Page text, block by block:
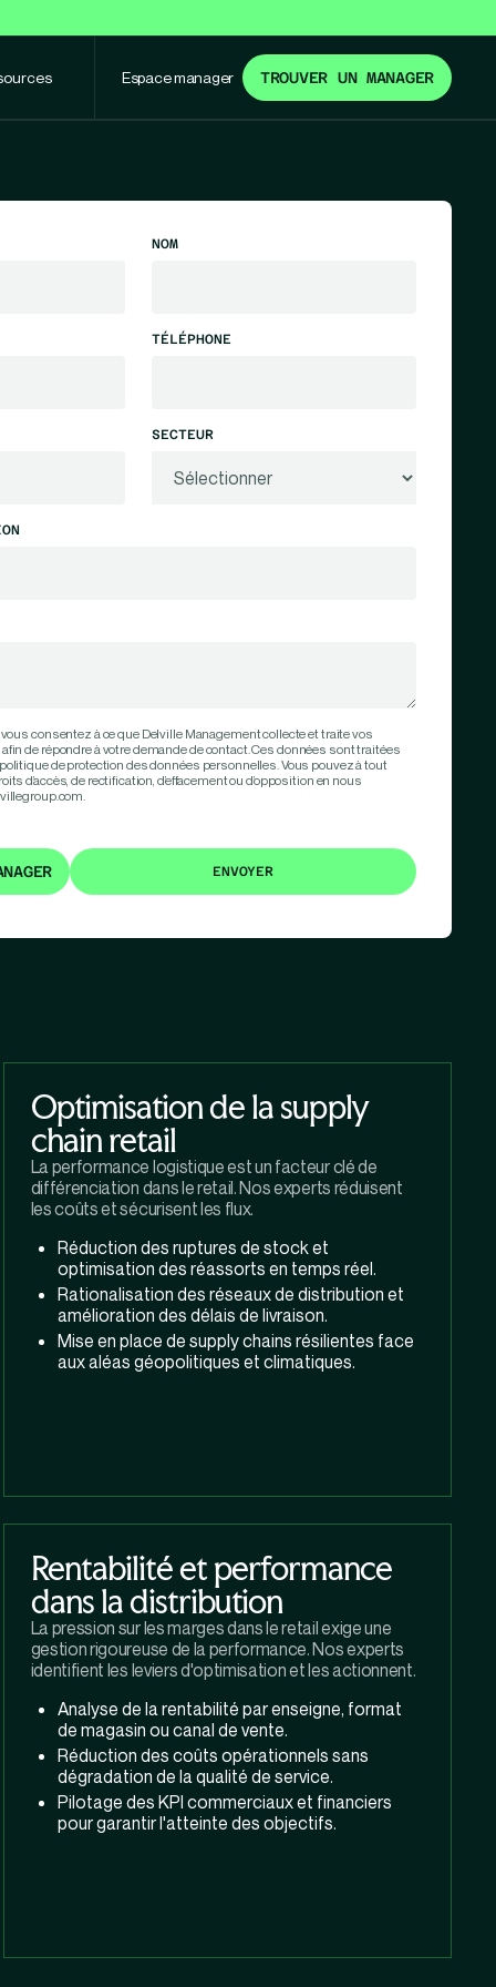
Espace manager TROUVER UN MANAGER
NOM
TÉLÉPHONE
SECTEUR
consentez à ce que Delville Management collecte et traite vos
de répondre à votre demande de contact. Ces données sont traitées
de protection des données personnelles. Vous pouvez à tout
d’accès, de rectification, d’effacement ou d’opposition en nous
Optimisation de la supply
chain retail
La performance logistique est un facteur clé de
différenciation dans le retail. Nos experts réduisent
les coûts et sécurisent les flux.
Réduction des ruptures de stock et
optimisation des réassorts en temps réel.
Rationalisation des réseaux de distribution et
amélioration des délais de livraison.
Mise en place de supply chains résilientes face
aux aléas géopolitiques et climatiques.
Rentabilité et performance
dans la distribution
La pression sur les marges dans le retail exige une
gestion rigoureuse de la performance. Nos experts
identifient les leviers d'optimisation et les actionnent.
Analyse de la rentabilité par enseigne, format
de magasin ou canal de vente.
Réduction des coûts opérationnels sans
dégradation de la qualité de service.
Pilotage des KPI commerciaux et financiers
pour garantir l'atteinte des objectifs.